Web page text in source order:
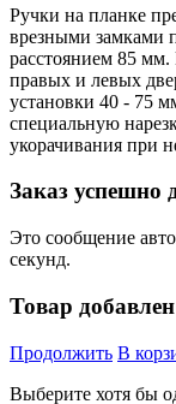
Ручки на планке
врезными замками
расстоянием 85 мм.
правых и левых
установки 40 - 75
специальную
укорачивания при
Заказ успешно
Это сообщение
секунд.
Товар
Продолжить В
Выберите хотя бы